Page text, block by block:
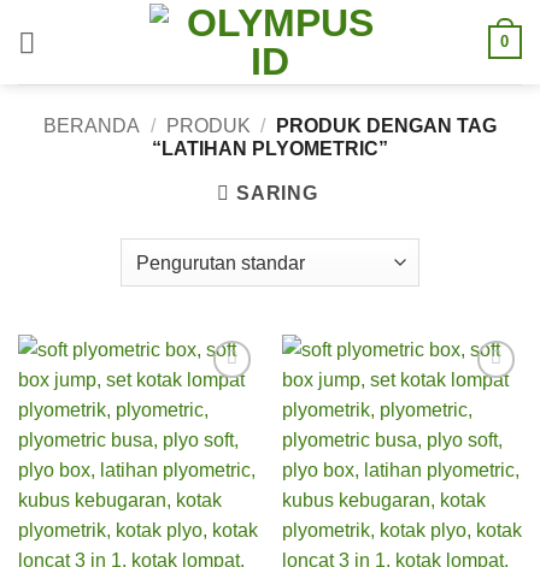
0
BERANDA / PRODUK /
PRODUK DENGAN TAG
“LATIHAN PLYOMETRIC”
SARING
wishlist
wishlist